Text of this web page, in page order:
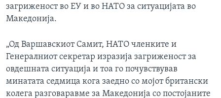
загриженост во ЕУ и во НАТО за ситуацијата во
Македонија.
„Од Варшавскиот Самит, НАТО членките и
Генералниот секретар изразија загриженост за
овдешната ситуација и тоа го почувствував
минатата седмица кога заедно со мојот британски
колега разговаравме за Македонија со постојаните